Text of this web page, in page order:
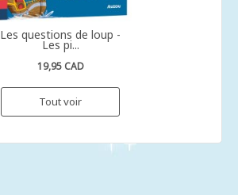
Les questions de loup -
Les pi...
19,95 CAD
Tout voir